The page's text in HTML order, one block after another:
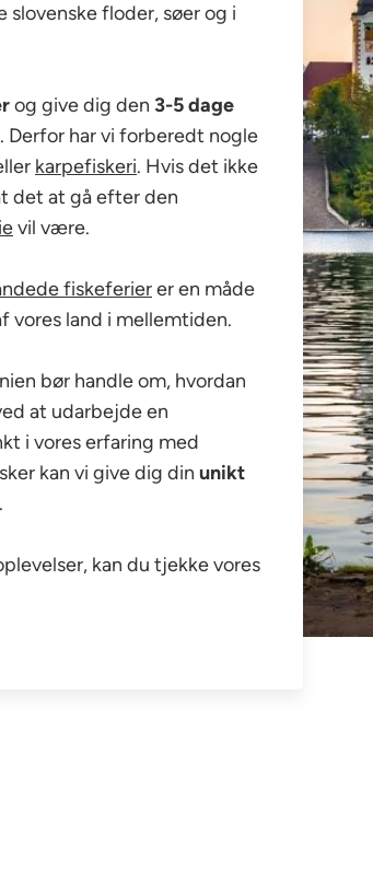
floder, søer og i
og give dig den 3-5 dage
Derfor har vi forberedt nogle
karpefiskeri. Hvis det ikke
det at gå efter den
vil være.
fiskeferierer en måde
vores land i mellemtiden.
bør handle om, hvordan
at udarbejde en
i vores erfaring med
kan vi give dig din unikt
kan du tjekke vores